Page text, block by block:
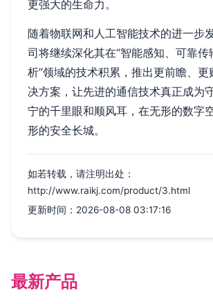
更强大的生命力。
随着物联网和人工智能技术的进一步
司将继续深化其在“智能感知、可靠传
析”领域的技术积累，推出更前瞻、
决方案，让先进的通信技术真正成为
宁的千里眼和顺风耳，在无形的数字
形的安全长城。
如若转载，请注明出处：
http://www.raikj.com/product/3.html
更新时间：2026-08-08 03:17:16
最新产品